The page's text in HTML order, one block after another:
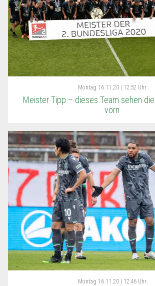
Montag 16.11.20 | 12:52 Uhr
Meister Tipp – dieses Team sehen
vorn
Montag 16.11.20 | 12:46 Uhr